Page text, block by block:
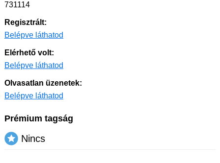
731114
Regisztrált:
Belépve láthatod
Elérhető volt:
Belépve láthatod
Olvasatlan üzenetek:
Belépve láthatod
Prémium tagság
Nincs